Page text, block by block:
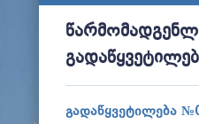
სიახლეები
ჩვენ შესახებ
გადაწყვეტილება